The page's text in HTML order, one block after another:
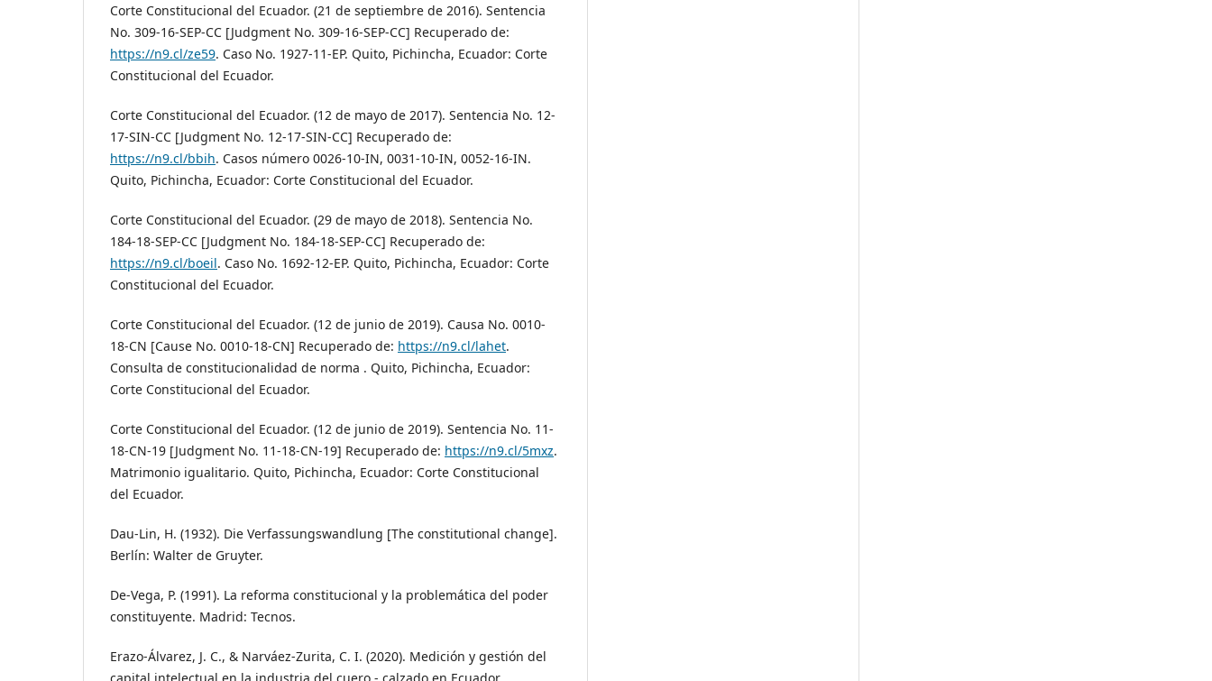
Corte Constitucional del Ecuador. (21 de septiembre de 2016). Sentencia
No. 309-16-SEP-CC [Judgment No. 309-16-SEP-CC] Recuperado de:
https://n9.cl/ze59. Caso No. 1927-11-EP. Quito, Pichincha, Ecuador: Corte
Constitucional del Ecuador.
Corte Constitucional del Ecuador. (12 de mayo de 2017). Sentencia No. 12-
17-SIN-CC [Judgment No. 12-17-SIN-CC] Recuperado de:
https://n9.cl/bbih. Casos número 0026-10-IN, 0031-10-IN, 0052-16-IN.
Quito, Pichincha, Ecuador: Corte Constitucional del Ecuador.
Corte Constitucional del Ecuador. (29 de mayo de 2018). Sentencia No.
184-18-SEP-CC [Judgment No. 184-18-SEP-CC] Recuperado de:
https://n9.cl/boeil. Caso No. 1692-12-EP. Quito, Pichincha, Ecuador: Corte
Constitucional del Ecuador.
Corte Constitucional del Ecuador. (12 de junio de 2019). Causa No. 0010-
18-CN [Cause No. 0010-18-CN] Recuperado de: https://n9.cl/lahet.
Consulta de constitucionalidad de norma . Quito, Pichincha, Ecuador:
Corte Constitucional del Ecuador.
Corte Constitucional del Ecuador. (12 de junio de 2019). Sentencia No. 11-
18-CN-19 [Judgment No. 11-18-CN-19] Recuperado de: https://n9.cl/5mxz.
Matrimonio igualitario. Quito, Pichincha, Ecuador: Corte Constitucional
del Ecuador.
Dau-Lin, H. (1932). Die Verfassungswandlung [The constitutional change].
Berlín: Walter de Gruyter.
De-Vega, P. (1991). La reforma constitucional y la problemática del poder
constituyente. Madrid: Tecnos.
Erazo-Álvarez, J. C., & Narváez-Zurita, C. I. (2020). Medición y gestión del